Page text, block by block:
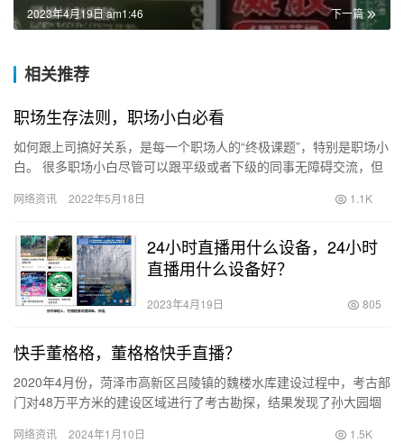
下一篇
2023年4月19日 am1:46
相关推荐
职场生存法则，职场小白必看
如何跟上司搞好关系，是每一个职场人的“终极课题”，特别是职场小
白。 很多职场小白尽管可以跟平级或者下级的同事无障碍交流，但
自…
网络资讯 2022年5月18日 1.1K
24小时直播用什么设备，24小时
直播用什么设备好？
2023年4月19日 805
快手董格格，董格格快手直播？
2020年4月份，菏泽市高新区吕陵镇的魏楼水库建设过程中，考古部
门对48万平方米的建设区域进行了考古勘探，结果发现了孙大园堌
网络资讯 2024年1月10日 1.5K